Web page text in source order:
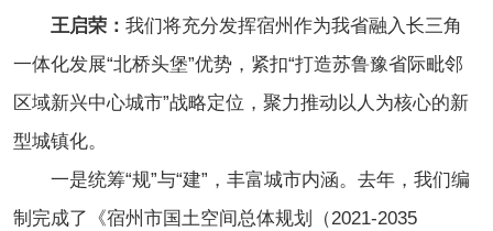
王启荣： 我们将充分发挥宿州作为我省融入长三角
一体化发展“北桥头堡”优势，紧扣“打造苏鲁豫省际毗邻
区域新兴中心城市”战略定位，聚力推动以人为核心的新
型城镇化。
一是统筹“规”与“建”，丰富城市内涵。去年，我们编
制完成了《宿州市国土空间总体规划（2021-2035